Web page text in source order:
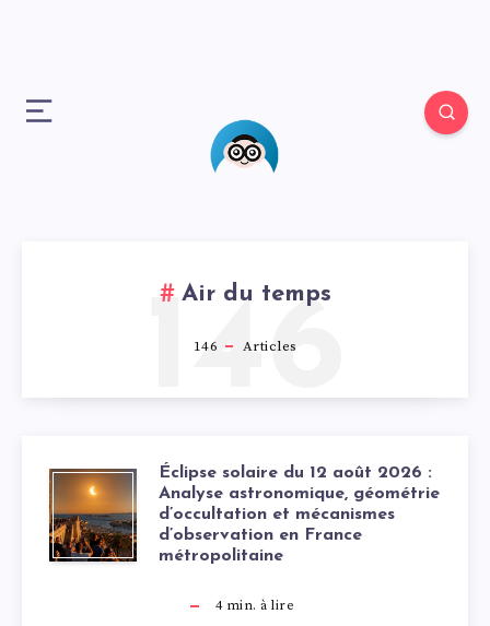
Air du temps
146 Articles
146
É
C
Éclipse solaire du 12 août 2026 :
Analyse astronomique, géométrie
d’occultation et mécanismes
d’observation en France
métropolitaine
4min. à lire